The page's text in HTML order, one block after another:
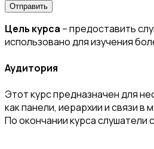
Цель курса – предоставить
использовано для изучения
Аудитория
Этот курс предназначен для
как панели, иерархии и связи в
По окончании курса слушатели